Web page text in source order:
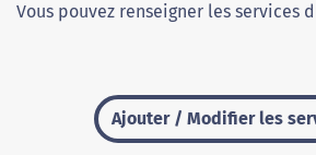
Vous pouvez renseigner les services
Ajouter / Modifier les